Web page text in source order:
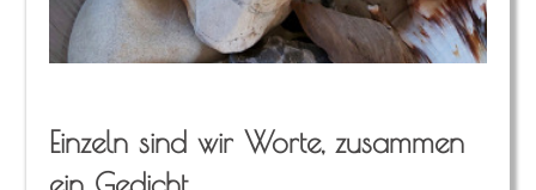
Ein­zeln sind wir Wor­te, zusam­men
ein Gedicht.